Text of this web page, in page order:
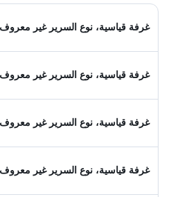
غرفة قياسية، نوع السرير غير معروف
غرفة قياسية، نوع السرير غير معروف
غرفة قياسية، نوع السرير غير معروف
غرفة قياسية، نوع السرير غير معروف